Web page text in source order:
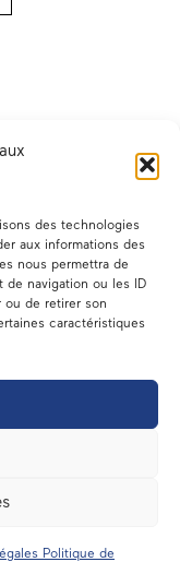
des technologies
aux informations des
nous permettra de
navigation ou les ID
de retirer son
caractéristiques
Politique de